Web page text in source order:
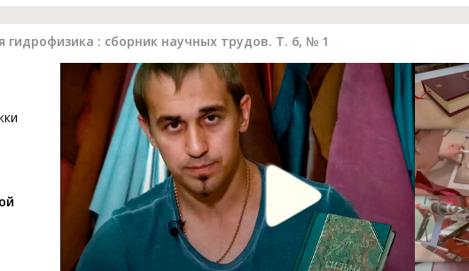
: сборник научных трудов. Т. 6, № 1